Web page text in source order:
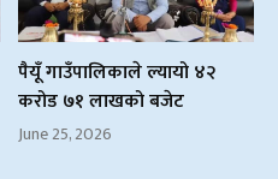
पैयूँ गाउँपालिकाले ल्यायो ४२
करोड ७१ लाखको बजेट
June 25, 2026